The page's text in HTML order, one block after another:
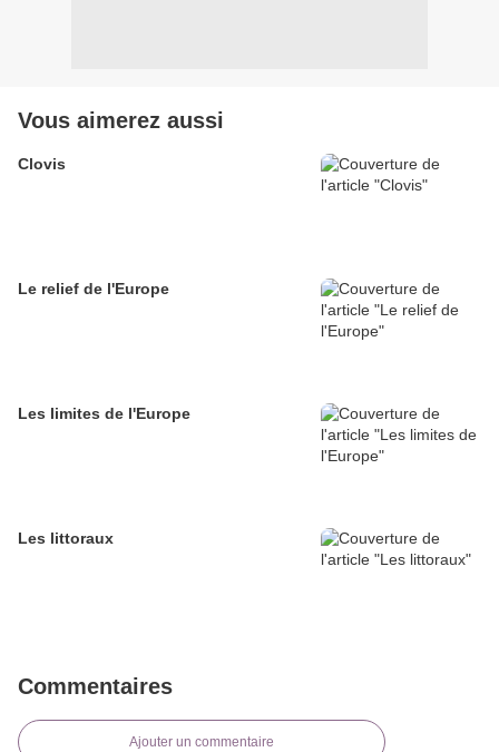
Vous aimerez aussi
Clovis
Le relief de l'Europe
Les limites de l'Europe
Les littoraux
Commentaires
Ajouter un commentaire